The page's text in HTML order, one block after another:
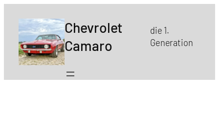
Inhalt
springen
Chevrolet
Camaro
die 1.
Generation